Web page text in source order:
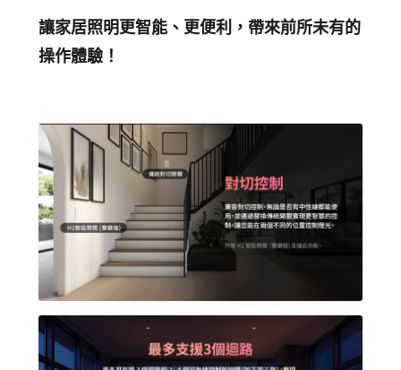
讓家居照明更智能、更便利，帶來前所未有的
操作體驗！